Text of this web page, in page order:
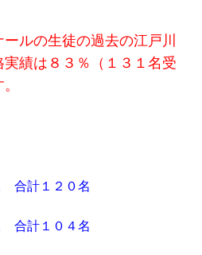
ルの生徒の過去の江戸川
績は８３％（１３１名受
合計１２０名
合計１０４名